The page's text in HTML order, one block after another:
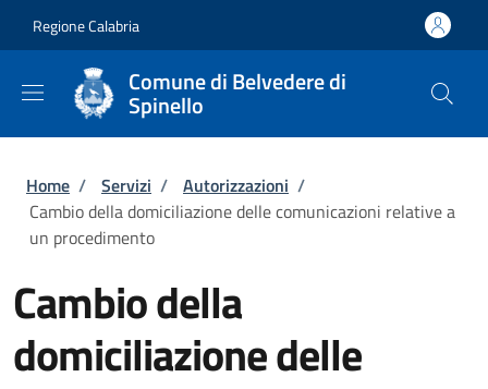
Regione Calabria
Comune di Belvedere di
Spinello
Briciole di pane
Home / Servizi / Autorizzazioni /
Cambio della domiciliazione delle comunicazioni relative a
un procedimento
Cambio della
domiciliazione delle